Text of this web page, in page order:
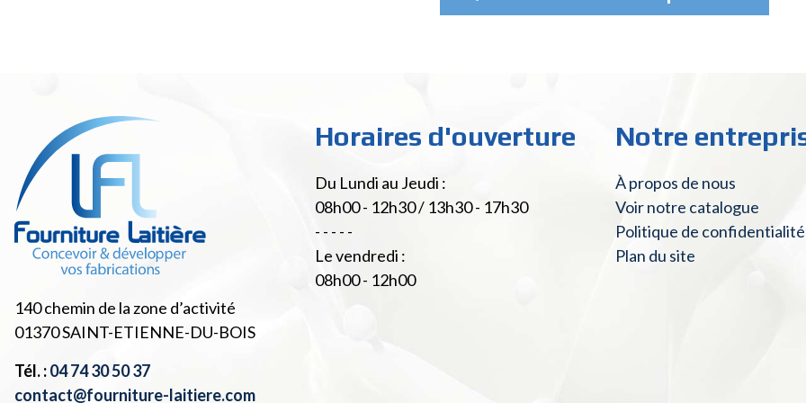
140 chemin de la zone d’activité
01370SAINT-ETIENNE-DU-BOIS
Tél. :04 74 30 50 37
contact@fourniture-laitiere.com
Horaires d'ouverture
Du Lundi au Jeudi :
08h00 - 12h30 / 13h30 - 17h30
- - - - -
Le vendredi :
08h00 - 12h00
Notre
À propos de nous
Voir notre catalogue
Politique de confidentialité
Plan du site